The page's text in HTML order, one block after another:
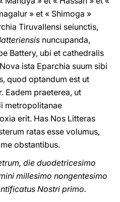
» et « Shimoga »
Tiruvallensi seiunctis,
nuncupanda,
Battery, ubi et cathedralis
ista Eparchia suum sibi
quod optandum est ut
Eadem praeterea, ut
metropolitanae
erit. Has Nos Litteras
ratas esse volumus,
obstantibus.
die duodetricesimo
millesimo nongentesimo
Nostri primo.